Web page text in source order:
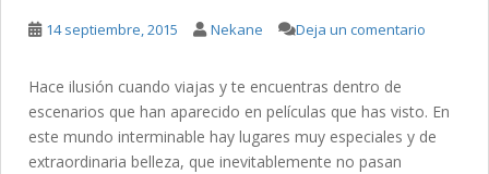
14 septiembre, 2015 Nekane Deja un comentario
Hace ilusión cuando viajas y te encuentras dentro de
escenarios que han aparecido en películas que has visto. En
este mundo interminable hay lugares muy especiales y de
extraordinaria belleza, que inevitablemente no pasan